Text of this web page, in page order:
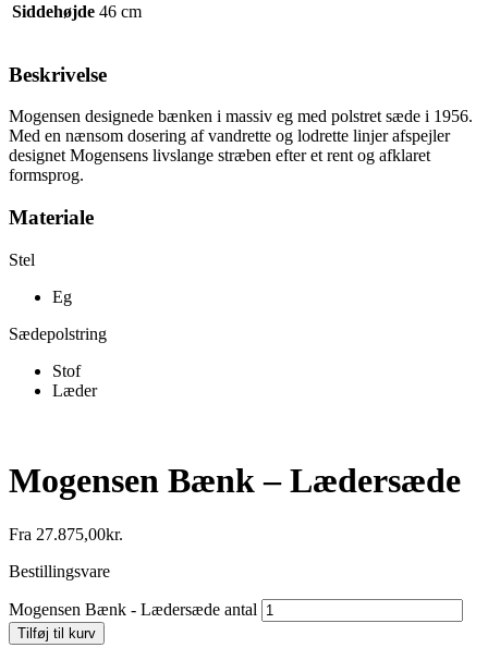
Siddehøjde 46 cm
Beskrivelse
Mogensen designede bænken i massiv eg med polstret sæde i 1956.
Med en nænsom dosering af vandrette og lodrette linjer afspejler
designet Mogensens livslange stræben efter et rent og afklaret
formsprog.
Materiale
Stel
Eg
Sædepolstring
Stof
Læder
Mogensen Bænk – Lædersæde
Fra 27.875,00kr.
Bestillingsvare
Mogensen Bænk - Lædersæde antal
Tilføj til kurv